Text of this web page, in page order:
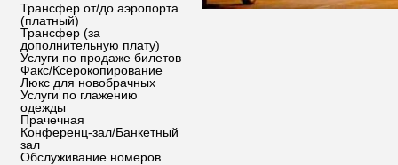
Трансфер от/до аэропорта
(платный)
Трансфер (за
дополнительную плату)
Услуги по продаже билетов
Факс/Ксерокопирование
Люкс для новобрачных
Услуги по глажению
одежды
Прачечная
Конференц-зал/Банкетный
зал
Обслуживание номеров